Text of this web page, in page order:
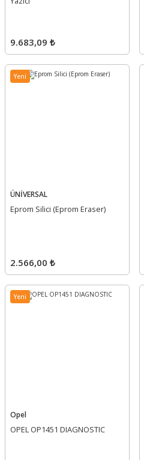
9.683,09 ₺
Yeni
ÜNİVERSAL
Eprom Silici (Eprom Eraser)
2.566,00 ₺
Yeni
Opel
OPEL OP1451 DIAGNOSTIC